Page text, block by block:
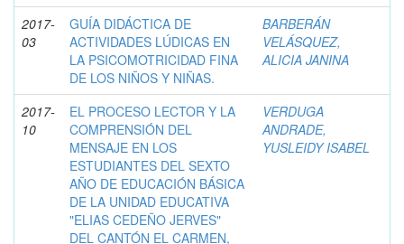
2017-
03
GUÍA DIDÁCTICA DE
ACTIVIDADES LÚDICAS EN
LA PSICOMOTRICIDAD FINA
DE LOS NIÑOS Y NIÑAS.
BARBERÁN
VELÁSQUEZ,
ALICIA JANINA
2017-
10
EL PROCESO LECTOR Y LA
COMPRENSIÓN DEL
MENSAJE EN LOS
ESTUDIANTES DEL SEXTO
AÑO DE EDUCACIÓN BÁSICA
DE LA UNIDAD EDUCATIVA
"ELIAS CEDEÑO JERVES"
DEL CANTÓN EL CARMEN,
VERDUGA
ANDRADE,
YUSLEIDY ISABEL